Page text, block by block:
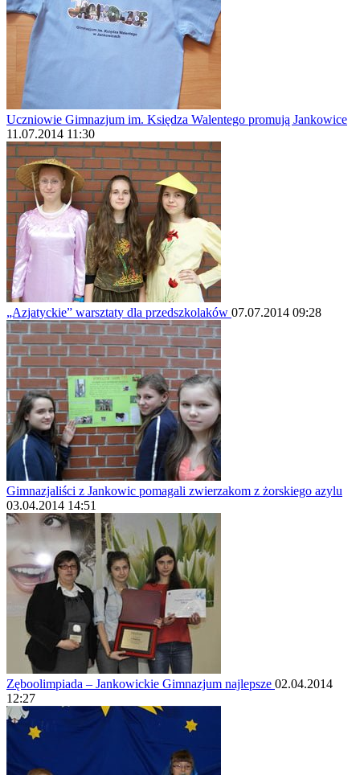
Uczniowie Gimnazjum im. Księdza Walentego promują Jankowice
11.07.2014 11:30
„Azjatyckie” warsztaty dla przedszkolaków 07.07.2014 09:28
Gimnazjaliści z Jankowic pomagali zwierzakom z żorskiego azylu
03.04.2014 14:51
Zęboolimpiada – Jankowickie Gimnazjum najlepsze 02.04.2014
12:27